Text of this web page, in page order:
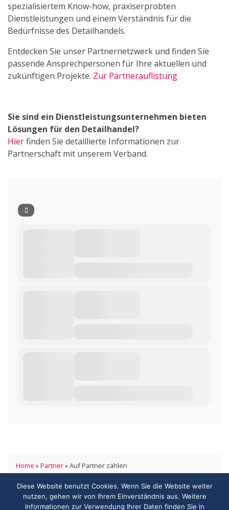
spezialisiertem Know-how, praxiserprobten
Dienstleistungen und einem Verständnis für die
Bedürfnisse des Detailhandels.
Entdecken Sie unser Partnernetzwerk und finden Sie
passende Ansprechpersonen für Ihre aktuellen und
zukünftigen Projekte. Zur Partnerauflistung
Sie sind ein Dienstleistungsunternehmen bieten
Lösungen für den Detailhandel?
Hierfinden Sie detaillierte Informationen zur
Partnerschaft mit unserem Verband.
Home »Partner»Auf Partner zählen
HANDELSVERBAND.swiss
ASSOCIATION DE COMMERCE.swiss
Diese Website benutzt Cookies. Wenn Sie die Website weiter
nutzen, gehen wir von Ihrem Einverständnis aus. Weitere
Informationen zur Verwendung Ihrer Daten finden Sie in